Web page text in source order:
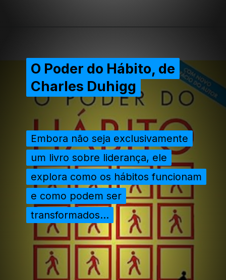
O Poder do Hábito, de
Charles Duhigg
O Poder do Hábito, de
Charles Duhigg
Embora não seja exclusivamente
um livro sobre liderança, ele
explora como os hábitos funcionam
e como podem ser
transformados...
Embora não seja exclusivamente
um livro sobre liderança, ele
explora como os hábitos funcionam
e como podem ser
transformados...